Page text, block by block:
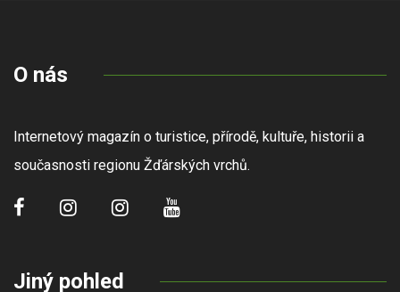
O nás
Internetový magazín o turistice, přírodě, kultuře, historii a
současnosti regionu Žďárských vrchů.
Jiný pohled